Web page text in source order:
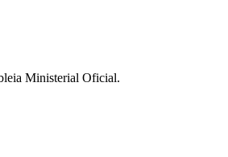
Ministerial Oficial.